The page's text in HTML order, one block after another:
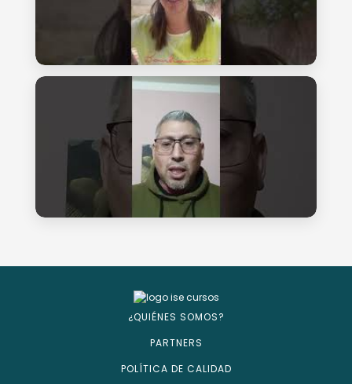
¿QUIÉNES SOMOS?
PARTNERS
POLÍTICA DE CALIDAD